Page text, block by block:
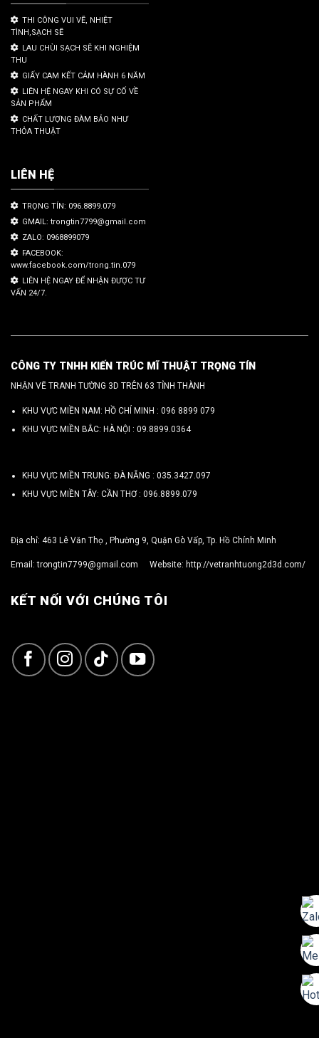
THI CÔNG VUI VẼ, NHIỆT
TÌNH,SẠCH SẼ
LAU CHÙI SẠCH SẼ KHI NGHIỆM
THU
GIẤY CAM KẾT CẢM HÀNH 6 NĂM
LIÊN HỆ NGAY KHI CÓ SỰ CỐ VỀ
SẢN PHẨM
CHẤT LƯỢNG ĐÀM BẢO NHƯ
THỎA THUẬT
LIÊN HỆ
TRỌNG TÍN: 096.8899.079
GMAIL: trongtin7799@gmail.com
ZALO: 0968899079
FACEBOOK:
www.facebook.com/trong.tin.079
LIÊN HỆ NGAY ĐỂ NHẬN ĐƯỢC TƯ
VẤN 24/7.
CÔNG TY TNHH KIẾN TRÚC MĨ THUẬT TRỌNG TÍN
NHẬN VẼ TRANH TƯỜNG 3D TRÊN 63 TỈNH THÀNH
KHU VỰC MIỀN NAM: HỒ CHÍ MINH : 096 8899 079
KHU VỰC MIỀN BẮC: HÀ NỘI : 09.8899.0364
KHU VỰC MIỀN TRUNG: ĐÀ NẴNG : 035.3427.097
KHU VỰC MIỀN TÂY: CẦN THƠ : 096.8899.079
Địa chỉ: 463 Lê Văn Thọ , Phường 9, Quận Gò Vấp, Tp. Hồ Chính Minh
Email:trongtin7799@gmail.com Website: http://vetranhtuong2d3d.com/
KẾT NỐI VỚI CHÚNG TÔI